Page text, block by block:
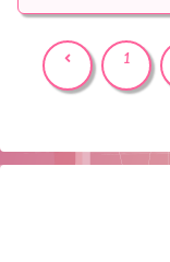
前
へ
1